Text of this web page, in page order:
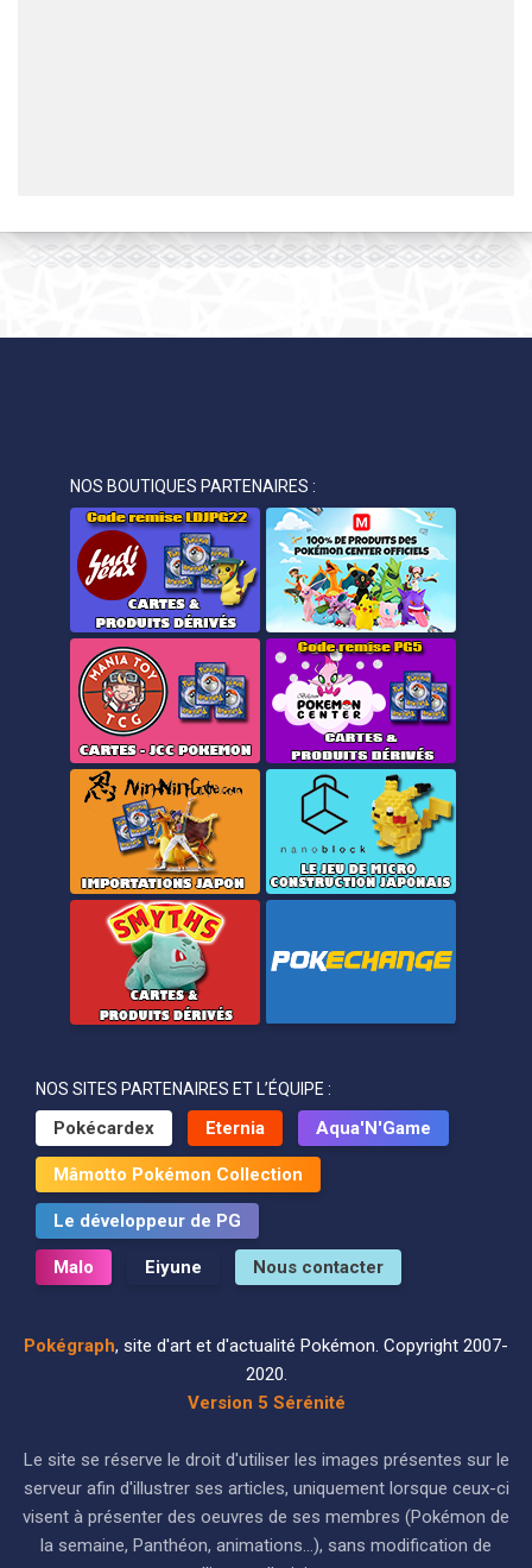
NOS BOUTIQUES PARTENAIRES :
NOS SITES PARTENAIRES ET L’ÉQUIPE :
Pokécardex Eternia Aqua'N'Game
Mâmotto Pokémon Collection
Le développeur de PG
Malo Eiyune Nous contacter
Pokégraph, site d'art et d'actualité Pokémon. Copyright 2007-
2020.
Version 5 Sérénité
Le site se réserve le droit d'utiliser les images présentes sur le
serveur afin d'illustrer ses articles, uniquement lorsque ceux-ci
visent à présenter des oeuvres de ses membres (Pokémon de
la semaine, Panthéon, animations...), sans modification de